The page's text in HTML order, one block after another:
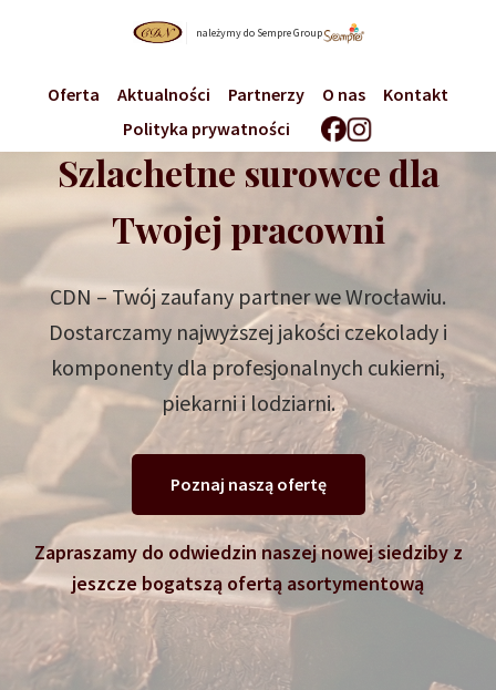
należymy do Sempre Group
Oferta Aktualności Partnerzy O nas
Kontakt
Polityka prywatności
Szlachetne surowce dla
Twojej pracowni
CDN – Twój zaufany partner we Wrocławiu.
Dostarczamy najwyższej jakości czekolady i
komponenty dla profesjonalnych cukierni,
piekarni i lodziarni.
Poznaj naszą ofertę
Zapraszamy do odwiedzin naszej nowej siedziby z
jeszcze bogatszą ofertą asortymentową